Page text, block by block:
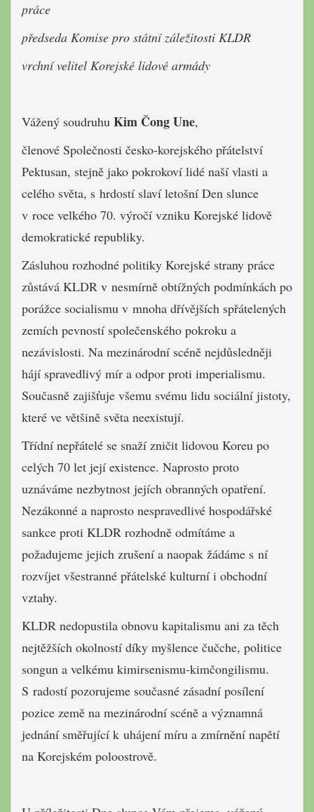
práce
předseda Komise pro státní záležitosti KLDR
vrchní velitel Korejské lidové armády
Vážený soudruhu Kim Čong Une,
členové Společnosti česko-korejského přátelství
Pektusan, stejně jako pokrokoví lidé naší vlasti a
celého světa, s hrdostí slaví letošní Den slunce
v roce velkého 70. výročí vzniku Korejské lidově
demokratické republiky.
Zásluhou rozhodné politiky Korejské strany práce
zůstává KLDR v nesmírně obtížných podmínkách po
porážce socialismu v mnoha dřívějších spřátelených
zemích pevností společenského pokroku a
nezávislosti. Na mezinárodní scéně nejdůsledněji
hájí spravedlivý mír a odpor proti imperialismu.
Současně zajišťuje všemu svému lidu sociální jistoty,
které ve většině světa neexistují.
Třídní nepřátelé se snaží zničit lidovou Koreu po
celých 70 let její existence. Naprosto proto
uznáváme nezbytnost jejích obranných opatření.
Nezákonné a naprosto nespravedlivé hospodářské
sankce proti KLDR rozhodně odmítáme a
požadujeme jejich zrušení a naopak žádáme s ní
rozvíjet všestranné přátelské kulturní i obchodní
vztahy.
KLDR nedopustila obnovu kapitalismu ani za těch
nejtěžších okolností díky myšlence čučche, politice
songun a velkému kimirsenismu-kimčongilismu.
S radostí pozorujeme současné zásadní posílení
pozice země na mezinárodní scéně a významná
jednání směřující k uhájení míru a zmírnění napětí
na Korejském poloostrově.